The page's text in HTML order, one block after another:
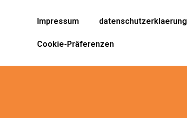
Impressum datenschutzerklaerung
Cookie-Präferenzen